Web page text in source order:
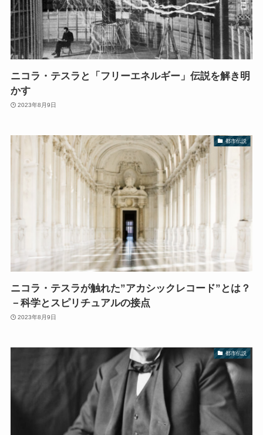
ニコラ・テスラと「フリーエネルギー」伝説を解き明
かす
2023年8月9日
都市伝説
ニコラ・テスラが触れた”アカシックレコード”とは？
－科学とスピリチュアルの接点
2023年8月9日
都市伝説